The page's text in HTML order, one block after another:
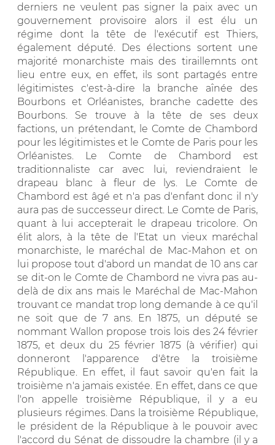
derniers ne veulent pas signer la paix avec un
gouvernement provisoire alors il est élu un
régime dont la tête de l'exécutif est Thiers,
également député. Des élections sortent une
majorité monarchiste mais des tiraillemnts ont
lieu entre eux, en effet, ils sont partagés entre
légitimistes c'est-à-dire la branche aînée des
Bourbons et Orléanistes, branche cadette des
Bourbons. Se trouve à la tête de ses deux
factions, un prétendant, le Comte de Chambord
pour les légitimistes et le Comte de Paris pour les
Orléanistes. Le Comte de Chambord est
traditionnaliste car avec lui, reviendraient le
drapeau blanc à fleur de lys. Le Comte de
Chambord est âgé et n'a pas d'enfant donc il n'y
aura pas de successeur direct. Le Comte de Paris,
quant à lui accepterait le drapeau tricolore. On
élit alors, à la tête de l'Etat un vieux maréchal
monarchiste, le maréchal de Mac-Mahon et on
lui propose tout d'abord un mandat de 10 ans car
se dit-on le Comte de Chambord ne vivra pas au-
delà de dix ans mais le Maréchal de Mac-Mahon
trouvant ce mandat trop long demande à ce qu'il
ne soit que de 7 ans. En 1875, un député se
nommant Wallon propose trois lois des 24 février
1875, et deux du 25 février 1875 (à vérifier) qui
donneront l'apparence d'être la troisième
République. En effet, il faut savoir qu'en fait la
troisième n'a jamais existée. En effet, dans ce que
l'on appelle troisième République, il y a eu
plusieurs régimes. Dans la troisième République,
le président de la République à le pouvoir avec
l'accord du Sénat de dissoudre la chambre (il y a